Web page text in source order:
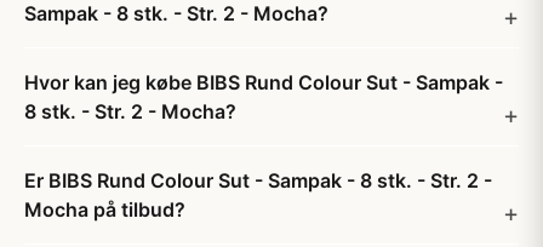
Sampak - 8 stk. - Str. 2 - Mocha?
Hvor kan jeg købe BIBS Rund Colour Sut - Sampak -
8 stk. - Str. 2 - Mocha?
Er BIBS Rund Colour Sut - Sampak - 8 stk. - Str. 2 -
Mocha på tilbud?